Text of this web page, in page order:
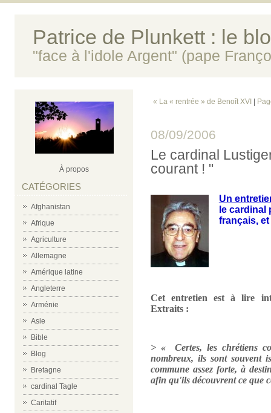
Patrice de Plunkett : le
"face à l'idole Argent" (pape
À propos
CATÉGORIES
Afghanistan
Afrique
Agriculture
Allemagne
Amérique latine
Angleterre
Arménie
Asie
Bible
Blog
Bretagne
cardinal Tagle
Caritatif
« La « rentrée » de Benoît XVI
08/09/2006
Le cardinal
courant ! "
Un
le cardinal
français,
Cet entretien est à lire
Extraits :
> « Certes, les chrétiens
nombreux, ils sont souvent
commune assez forte, à
afin qu'ils découvrent ce que